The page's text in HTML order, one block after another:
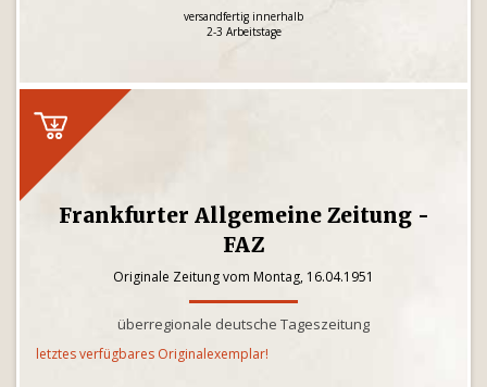
versandfertig innerhalb
2-3 Arbeitstage
Frankfurter Allgemeine Zeitung -
FAZ
Originale Zeitung vom Montag, 16.04.1951
überregionale deutsche Tageszeitung
letztes verfügbares Originalexemplar!